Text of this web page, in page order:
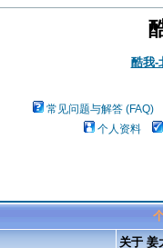
酷我-
常见问题与解答 (FAQ)
个人资料
关于 姜